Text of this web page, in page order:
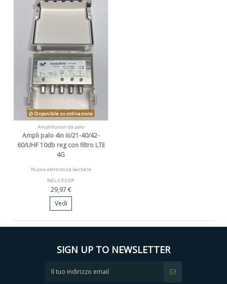
Disponibile su ordinazione
Amplificatori da palo
Ampli palo 4in iii/21-40/42-
60/UHF 10db reg con filtro LTE
4G
Nuova elettronica lecchese
NEL-CP210F
29,97 €
Vedi
SIGN UP TO NEWSLETTER